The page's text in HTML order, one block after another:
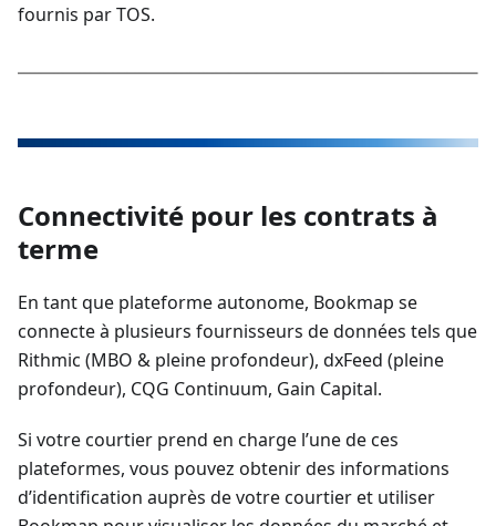
fournis par TOS.
Connectivité pour les contrats à
terme
En tant que plateforme autonome, Bookmap se
connecte à plusieurs fournisseurs de données tels que
Rithmic (MBO & pleine profondeur), dxFeed (pleine
profondeur), CQG Continuum, Gain Capital.
Si votre courtier prend en charge l’une de ces
plateformes, vous pouvez obtenir des informations
d’identification auprès de votre courtier et utiliser